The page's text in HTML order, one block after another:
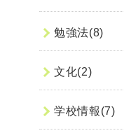
勉強法(8)
文化(2)
学校情報(7)